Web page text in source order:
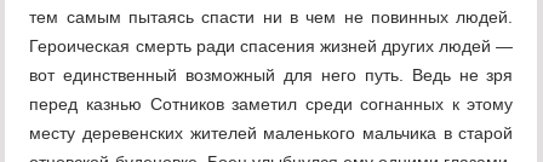
тем самым пытаясь спасти ни в чем не повинных людей.
Героическая смерть ради спасения жизней других людей —
вот единственный возможный для него путь. Ведь не зря
перед казнью Сотников заметил среди согнанных к этому
месту деревенских жителей маленького мальчика в старой